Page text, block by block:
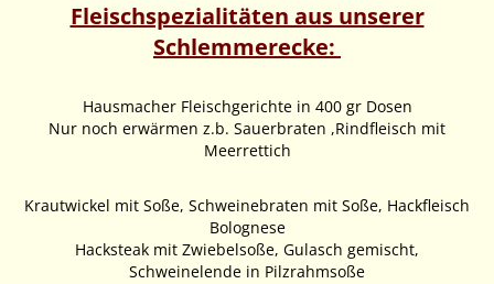
Fleischspezialitäten aus unserer
Schlemmerecke:
Hausmacher Fleischgerichte in 400 gr Dosen
Nur noch erwärmen z.b. Sauerbraten ,Rindfleisch mit
Meerrettich
Krautwickel mit Soße, Schweinebraten mit Soße, Hackfleisch
Bolognese
Hacksteak mit Zwiebelsoße, Gulasch gemischt,
Schweinelende in Pilzrahmsoße